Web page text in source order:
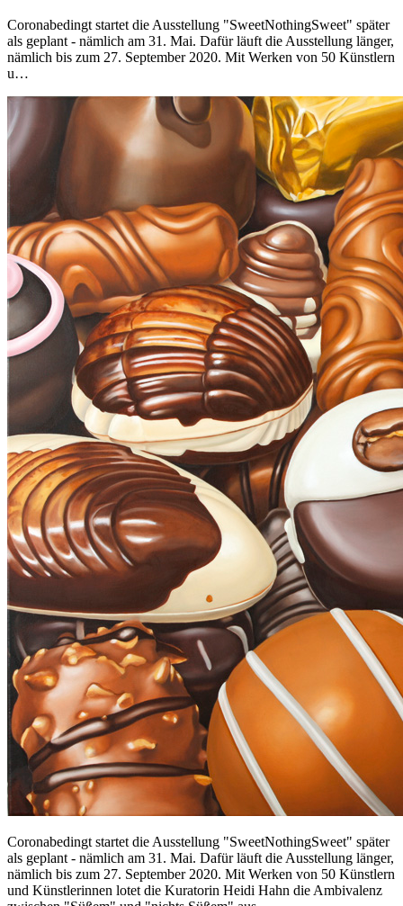
Coronabedingt startet die Ausstellung "SweetNothingSweet" später
als geplant - nämlich am 31. Mai. Dafür läuft die Ausstellung länger,
nämlich bis zum 27. September 2020. Mit Werken von 50 Künstlern
u…
Coronabedingt startet die Ausstellung "SweetNothingSweet" später
als geplant - nämlich am 31. Mai. Dafür läuft die Ausstellung länger,
nämlich bis zum 27. September 2020. Mit Werken von 50 Künstlern
und Künstlerinnen lotet die Kuratorin Heidi Hahn die Ambivalenz